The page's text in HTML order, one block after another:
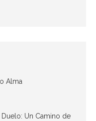
Alma
Un Camino de